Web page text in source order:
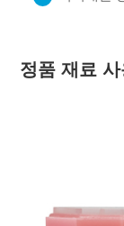
정품 재료